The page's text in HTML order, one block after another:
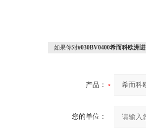
如果你对#030BV0400希而科欧洲
产品：
您的单位：